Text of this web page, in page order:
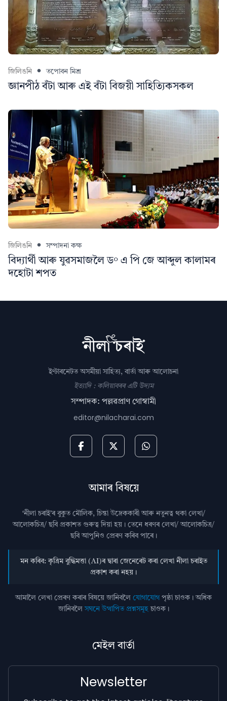
জিলিঙনি তপোবন মিশ্ৰ
জ্ঞানপীঠ বঁটা আৰু এই বঁটা বিজয়ী সাহিত্যিকসকল
জিলিঙনি সম্পাদনা কক্ষ
বিদ্যাৰ্থী আৰু যুৱসমাজলৈ ড° এ পি জে আব্দুল কালামৰ
দহোটা শপত
ইণ্টাৰনেটত অসমীয়া সাহিত্য, বাৰ্তা আৰু আলোচনা
ইত্যাদি : কলিয়াবৰৰ এটি উদ্যম
সম্পাদক: পল্লৱপ্ৰাণ গোস্বামী
editor@nilacharai.com
আমাৰ বিষয়ে
‘নীলা চৰাই’ৰ বুকুত মৌলিক, চিন্তা উদ্রেককাৰী আৰু নতুনত্ব থকা লেখা/
আলোকচিত্ৰ/ ছবি প্রকাশত গুৰুত্ব দিয়া হয়। তেনে ধৰণৰ লেখা/ আলোকচিত্ৰ/
ছবি আপুনিও প্রেৰণ কৰিব পাৰে।
মন কৰিব: কৃত্ৰিম বুদ্ধিমত্তা (AI)ৰ দ্বাৰা জেনেৰেট কৰা লেখা নীলা চৰাইত
প্ৰকাশ কৰা নহয়।
আমালৈ লেখা প্ৰেৰণ কৰাৰ বিষয়ে জানিবলৈ যোগাযোগ পৃষ্ঠা চাওক। অধিক
জানিবলৈসঘনে উত্থাপিত প্ৰশ্নসমূহচাওক।
মেইল বাৰ্তা
Newsletter